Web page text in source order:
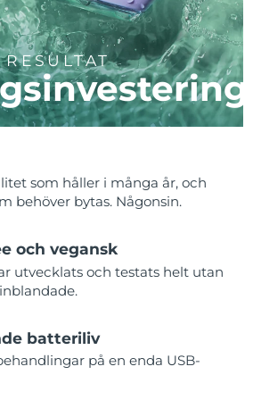
som håller i många år, och
behöver bytas. Någonsin.
och vegansk
utvecklats och testats helt utan
batteriliv
på en enda USB-